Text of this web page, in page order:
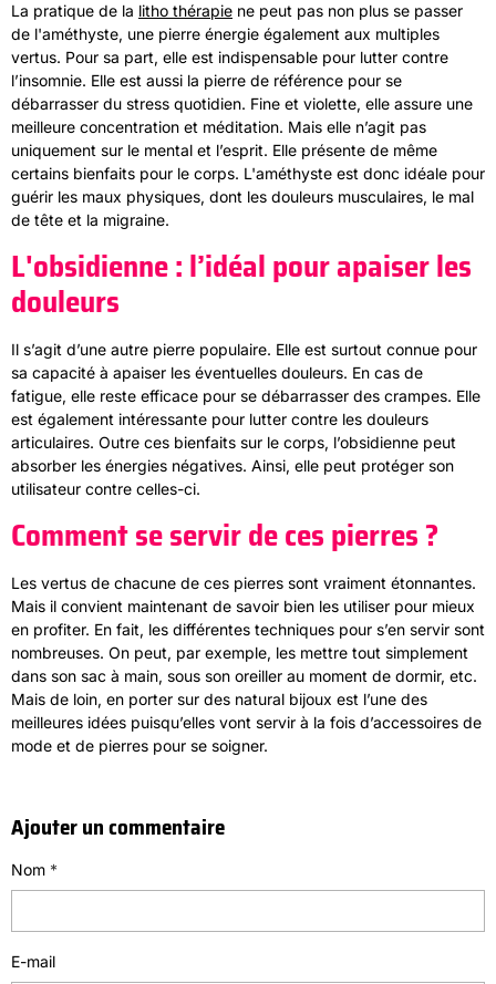
La pratique de la litho thérapie ne peut pas non plus se passer
de l'améthyste, une pierre énergie également aux multiples
vertus. Pour sa part, elle est indispensable pour lutter contre
l’insomnie. Elle est aussi la pierre de référence pour se
débarrasser du stress quotidien. Fine et violette, elle assure une
meilleure concentration et méditation. Mais elle n’agit pas
uniquement sur le mental et l’esprit. Elle présente de même
certains bienfaits pour le corps. L'améthyste est donc idéale pour
guérir les maux physiques, dont les douleurs musculaires, le mal
de tête et la migraine.
L'obsidienne : l’idéal pour apaiser les
douleurs
Il s’agit d’une autre pierre populaire. Elle est surtout connue pour
sa capacité à apaiser les éventuelles douleurs. En cas de
fatigue, elle reste efficace pour se débarrasser des crampes. Elle
est également intéressante pour lutter contre les douleurs
articulaires. Outre ces bienfaits sur le corps, l’obsidienne peut
absorber les énergies négatives. Ainsi, elle peut protéger son
utilisateur contre celles-ci.
Comment se servir de ces pierres ?
Les vertus de chacune de ces pierres sont vraiment étonnantes.
Mais il convient maintenant de savoir bien les utiliser pour mieux
en profiter. En fait, les différentes techniques pour s’en servir sont
nombreuses. On peut, par exemple, les mettre tout simplement
dans son sac à main, sous son oreiller au moment de dormir, etc.
Mais de loin, en porter sur des natural bijoux est l’une des
meilleures idées puisqu’elles vont servir à la fois d’accessoires de
mode et de pierres pour se soigner.
Ajouter un commentaire
Nom
E-mail